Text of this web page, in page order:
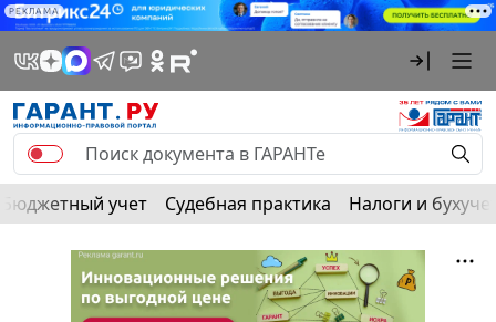
РЕКЛАМА
Бюджетный учет Судебная практика Налоги и